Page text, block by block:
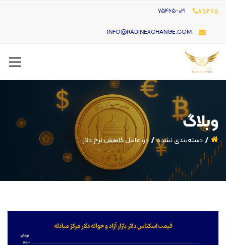
۷۵۴۶۵
INFO@RADINEXCHANGE.COM
وبلاگ
دسته‌بندی نشده دو عامل کاهش نرخ دلار